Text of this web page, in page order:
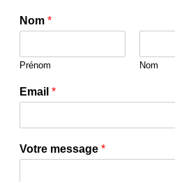
Nom *
Prénom Nom
Email *
Votre message *